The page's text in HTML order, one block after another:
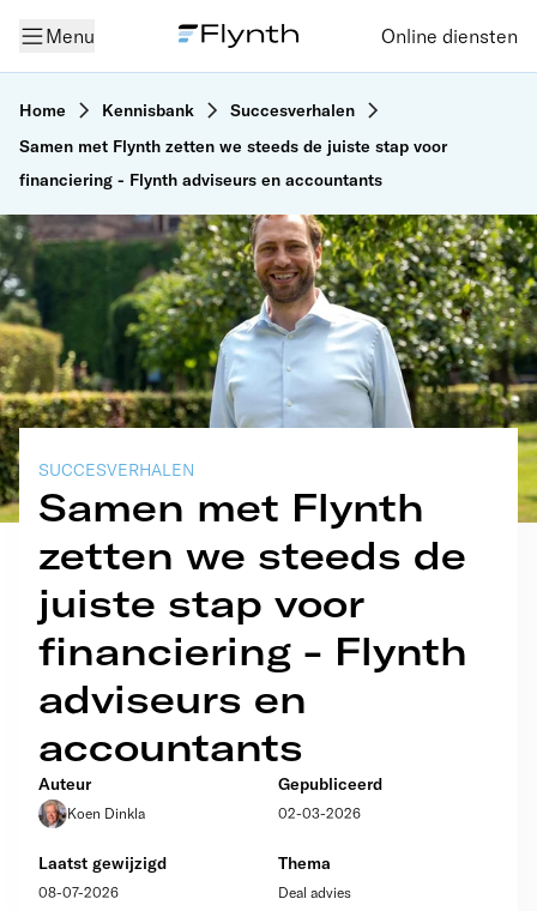
Menu Online diensten
Home Kennisbank
Succesverhalen
Samen met Flynth zetten we steeds de juiste stap voor
financiering - Flynth adviseurs en accountants
Samen met Flynth
zetten we steeds de
juiste stap voor
financiering - Flynth
adviseurs en
accountants
SUCCESVERHALEN
Auteur
Koen Dinkla
Gepubliceerd
02-03-2026
Laatst gewijzigd
08-07-2026
Thema
Deal advies